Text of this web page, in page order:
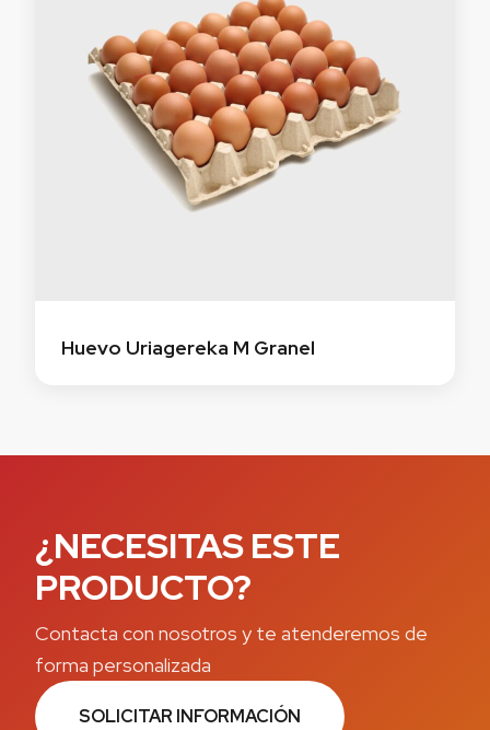
Huevo Uriagereka M Granel
¿NECESITAS ESTE
PRODUCTO?
Contacta con nosotros y te atenderemos de
forma personalizada
SOLICITAR INFORMACIÓN